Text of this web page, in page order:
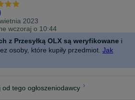
2023
wczoraj o 10:44
z Przesyłką OLX są weryfikowane i
osoby, które kupiły przedmiot. Jak
od tego ogłoszeniodawcy